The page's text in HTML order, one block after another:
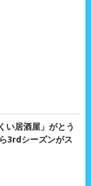
い居酒屋」がとう
3rdシーズンがス